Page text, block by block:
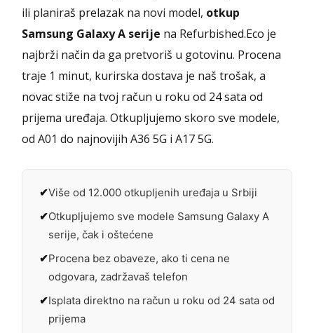
ili planiraš prelazak na novi model, otkup
Samsung Galaxy A serije na Refurbished.Eco je
najbrži način da ga pretvoriš u gotovinu. Procena
traje 1 minut, kurirska dostava je naš trošak, a
novac stiže na tvoj račun u roku od 24 sata od
prijema uređaja. Otkupljujemo skoro sve modele,
od A01 do najnovijih A36 5G i A17 5G.
Više od 12.000 otkupljenih uređaja u Srbiji
Otkupljujemo sve modele Samsung Galaxy A
serije, čak i oštećene
Procena bez obaveze, ako ti cena ne
odgovara, zadržavaš telefon
Isplata direktno na račun u roku od 24 sata od
prijema